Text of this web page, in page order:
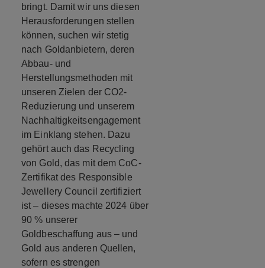
bringt. Damit wir uns diesen
Herausforderungen stellen
können, suchen wir stetig
nach Goldanbietern, deren
Abbau- und
Herstellungsmethoden mit
unseren Zielen der CO2-
Reduzierung und unserem
Nachhaltigkeitsengagement
im Einklang stehen. Dazu
gehört auch das Recycling
von Gold, das mit dem CoC-
Zertifikat des Responsible
Jewellery Council zertifiziert
ist – dieses machte 2024 über
90 % unserer
Goldbeschaffung aus – und
Gold aus anderen Quellen,
sofern es strengen